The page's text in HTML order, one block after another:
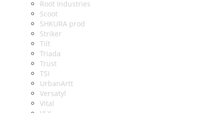
Root Industries
Scoot
SHKURA рrоd
Striker
Tilt
Triada
Trust
TSI
UrbanArtt
Versatyl
Vital